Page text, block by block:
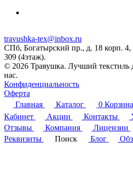
travushka-tex@inbox.ru
СПб, Богатырский пр., д. 18 корп.
309 (4этаж).
© 2026 Травушка. Лучший текстиль
нас.
Конфиденциальность
Оферта
Главная
Каталог 0 Корзина
Кабинет
Акции Контакты
Отзывы
Компания Лицензии
Реквизиты
Поиск Блог